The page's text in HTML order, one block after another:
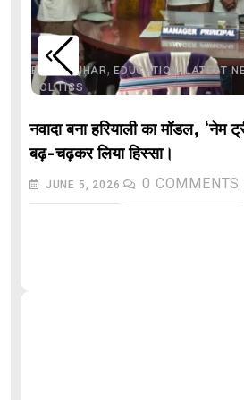
BIHAR,BIHAR, EDUCATION,LATEST
POLITICS
नवादा बना हरियाली का मॉडल, ‘नेम
बढ़-चढ़कर लिया हिस्सा।
JUNE 5, 2026 0 COMMENTS